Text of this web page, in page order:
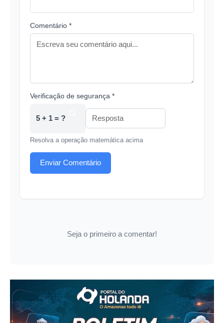
Comentário *
Verificação de segurança *
5 + 1 = ?
Resolva a operação matemática acima
Enviar Comentário
Seja o primeiro a comentar!